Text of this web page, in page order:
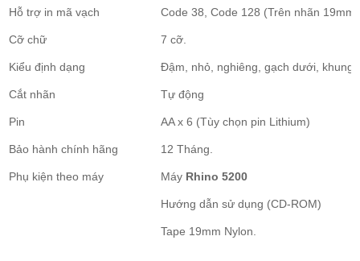
Hỗ trợ in mã vạch Code 38, Code 128 (Trên nhãn 19mm)
Cỡ chữ 7 cỡ.
Kiểu định dạng Đậm, nhỏ, nghiêng, gạch dưới,
Cắt nhãn Tự động
Pin AA x 6 (Tùy chọn pin Lithium)
Bảo hành chính hãng 12 Tháng.
Phụ kiện theo máy Máy Rhino 5200
Hướng dẫn sử dụng (CD-ROM)
Tape 19mm Nylon.